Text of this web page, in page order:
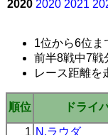
2020 2020 2021
1位から6位ま
前半8戦中7戦
レース距離を
順位 ドライ
1 N.ラウダ